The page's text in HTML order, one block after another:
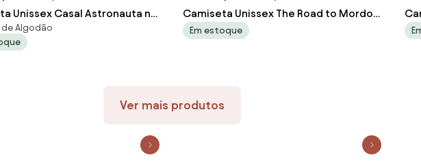
Unissex Casal Astronauta na
Marinho - M
de Algodão
Camiseta Unissex The Road to Mordor
O Senhor dos Anéis - Roxo - P
Em estoque
O
Ver mais produtos